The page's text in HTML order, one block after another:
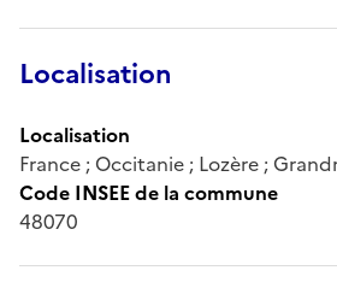
Localisation
Localisation
France ; Occitanie ; Lozère ;
Code INSEE de la commune
48070